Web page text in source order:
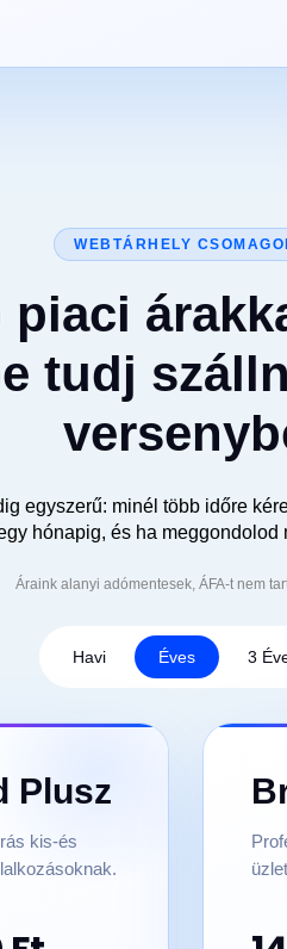
WEBTÁRHELY
piaci
tudj
egyszerű: minél több időre
hónapig, és ha
Áraink alanyi adómentesek, ÁFA-t nem
Havi Éves 3
Plusz
kis-és